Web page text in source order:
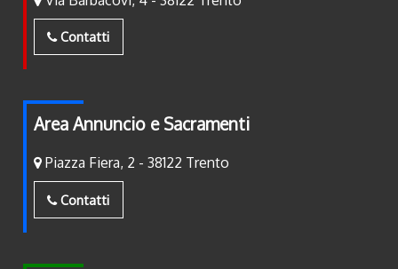
Contatti
Area Annuncio e Sacramenti
Piazza Fiera, 2 - 38122 Trento
Contatti